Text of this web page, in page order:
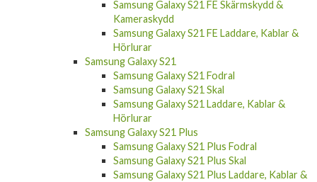
Samsung Galaxy S21 FE Skärmskydd &
Kameraskydd
Samsung Galaxy S21 FE Laddare, Kablar &
Hörlurar
Samsung Galaxy S21
Samsung Galaxy S21 Fodral
Samsung Galaxy S21 Skal
Samsung Galaxy S21 Laddare, Kablar &
Hörlurar
Samsung Galaxy S21 Plus
Samsung Galaxy S21 Plus Fodral
Samsung Galaxy S21 Plus Skal
Samsung Galaxy S21 Plus Laddare, Kablar &